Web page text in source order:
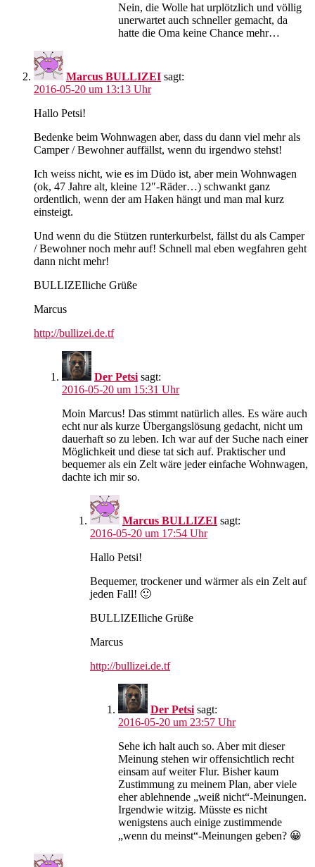
Nein, die Wolle hat urplötzlich und völlig
unerwartet auch schneller gemacht, da
hatte die Oma keine Chance mehr…
Marcus BULLIZEI sagt:
2016-05-20 um 13:13 Uhr
Hallo Petsi!
Bedenke beim Wohnwagen aber, dass du dann viel mehr als
Camper / Bewohner auffällst, wenn du irgendwo stehst!
Ich weiss nicht, wie es im Düdo ist, aber mein Wohnwagen
(ok, 47 Jahre alt, kleine 12″-Räder…) schwankt ganz
ordentlich, wenn der am Haken hängt und man mal kurz
einsteigt.
Und wenn du die Stützen runterkurbelst, fällst du als Camper
/ Bewohner noch mehr auf! Schnell mal eben wegfahren geht
dann nicht mehr!
BULLIZEIliche Grüße
Marcus
http://bullizei.de.tf
Der Petsi sagt:
2016-05-20 um 15:31 Uhr
Moin Marcus! Das stimmt natürlich alles. Es wäre auch
echt nur als kurze Übergangslösung gedacht, nicht um
dauerhaft so zu leben. Ich war auf der Suche nach einer
Möglichkeit und diese tat sich auf. Praktischer und
bequemer als ein Zelt wäre jeder einfache Wohnwagen,
dachte ich mir so.
Marcus BULLIZEI sagt:
2016-05-20 um 17:54 Uhr
Hallo Petsi!
Bequemer, trockener und wärmer als ein Zelt auf
jeden Fall! 🙂
BULLIZEIliche Grüße
Marcus
http://bullizei.de.tf
Der Petsi sagt:
2016-05-20 um 23:57 Uhr
Sehe ich halt auch so. Aber mit dieser
Meinung stehen wir offensichtlich recht
einsam auf weiter Flur. Bisher kaum
Zustimmung zu meinem Plan, aber viele
eher ablehnende „weiß nicht“-Meinungen.
Irgendwie witzig. Müsste es nicht
wenigstens auch einige zustimmende
„wenn du meinst“-Meinungen geben? 😀